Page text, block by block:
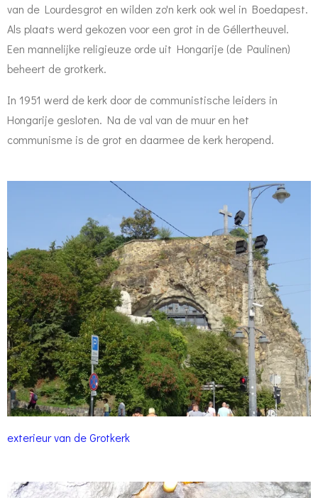
van de Lourdesgrot en wilden zo'n kerk ook wel in Boedapest.
Als plaats werd gekozen voor een grot in de Géllertheuvel.
Een mannelijke religieuze orde uit Hongarije (de Paulinen)
beheert de grotkerk.
In 1951 werd de kerk door de communistische leiders in
Hongarije gesloten. Na de val van de muur en het
communisme is de grot en daarmee de kerk heropend.
exterieur van de Grotkerk